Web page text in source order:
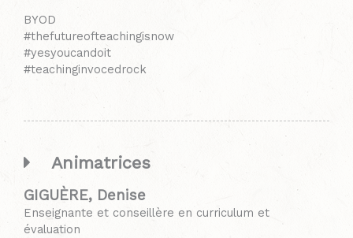
BYOD
#thefutureofteachingisnow
#yesyoucandoit
#teachinginvocedrock
Animatrices
GIGUÈRE, Denise
Enseignante et conseillère en curriculum et
évaluation